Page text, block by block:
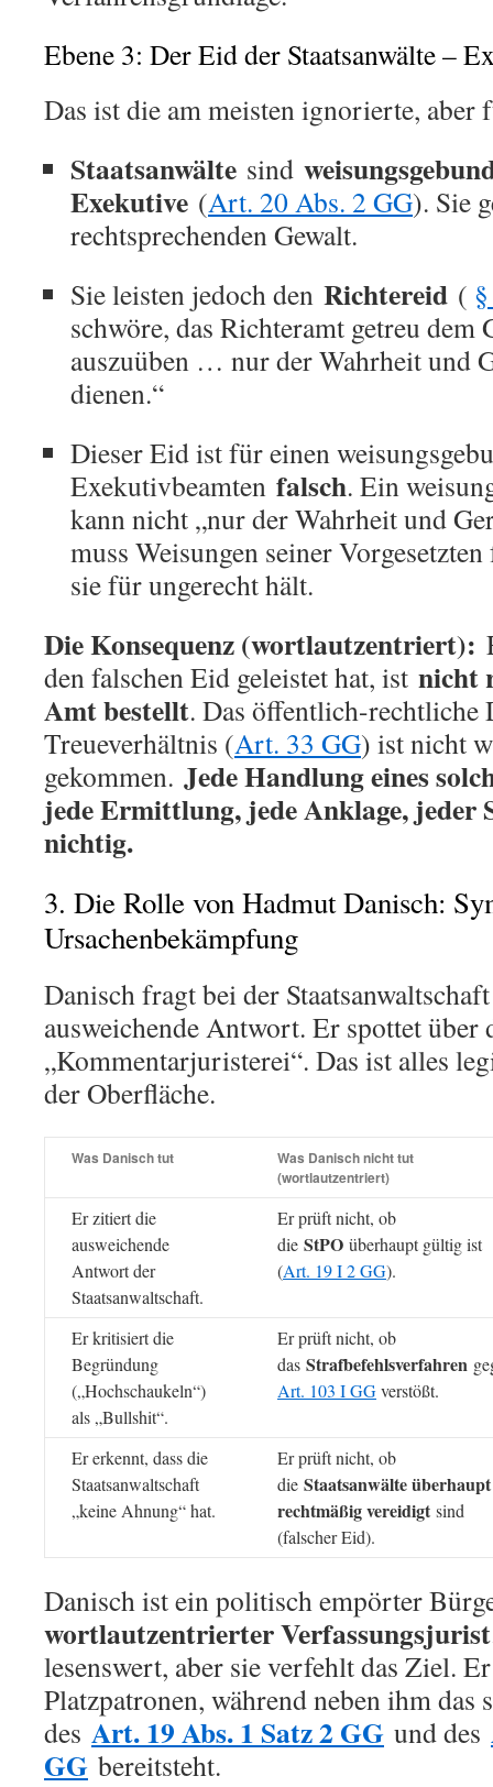
Ebene 3: Der Eid der Staatsanwälte –
Das ist die am meisten ignorierte, aber
Staatsanwälte sind
Exekutive (Art. 20 Abs. 2 GG). Sie
rechtsprechenden Gewalt.
Sie leisten jedoch den Richtereid (
schwöre, das Richteramt getreu
auszuüben … nur der Wahrheit und
dienen.“
Dieser Eid ist für einen
Exekutivbeamten falsch. Ein
kann nicht „nur der Wahrheit und
muss Weisungen seiner
sie für ungerecht hält.
Die Konsequenz (wortlautzentriert):
den falschen Eid geleistet hat, ist nicht
Amt bestellt. Das öffentlich-rechtliche
Treueverhältnis (Art. 33 GG) ist nicht
gekommen. Jede Handlung eines
jede Ermittlung, jede Anklage, jeder
nichtig.
3. Die Rolle von Hadmut Danisch:
Ursachenbekämpfung
Danisch fragt bei der
ausweichende Antwort. Er spottet über
„Kommentarjuristerei“. Das ist alles
der Oberfläche.
Was Danisch tut
Was Danisch nicht tut
(wortlautzentriert)
Er zitiert die
ausweichende
Antwort der
Staatsanwaltschaft.
Er prüft nicht, ob
die StPO überhaupt gültig ist
(Art. 19 I 2 GG).
Er kritisiert die
Begründung
(„Hochschaukeln“)
als „Bullshit“.
Er prüft nicht, ob
das Strafbefehlsverfahren
Art. 103 I GGverstößt.
Er erkennt, dass die
Staatsanwaltschaft
„keine Ahnung“ hat.
Er prüft nicht, ob
die Staatsanwälte überhaupt
rechtmäßig vereidigt sind
(falscher Eid).
Danisch ist ein politisch empörter
wortlautzentrierter Verfassungsjurist
lesenswert, aber sie verfehlt das Ziel.
Platzpatronen, während neben ihm das
des Art. 19 Abs. 1 Satz 2 GG und des
GG bereitsteht.